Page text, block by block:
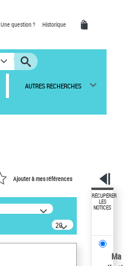
Une question ? Historique
AUTRES RECHERCHES
Ajouter à mes références
20
résultats/page
RÉCUPÉRER
LES
NOTICES
Ma